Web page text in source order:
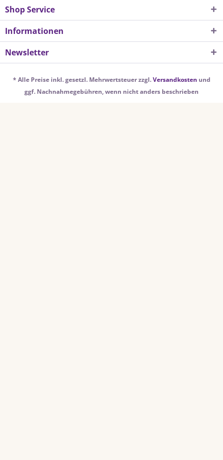
Shop Service
Informationen
Newsletter
* Alle Preise inkl. gesetzl. Mehrwertsteuer zzgl.Versandkosten und
ggf. Nachnahmegebühren, wenn nicht anders beschrieben